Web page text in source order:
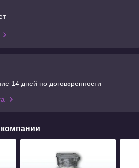
14 дней по договоренности